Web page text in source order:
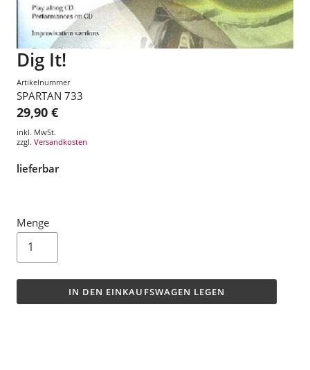
Dig It!
Artikelnummer
SPARTAN 733
29,90 €
inkl. MwSt.
zzgl. Versandkosten
lieferbar
Menge
IN DEN EINKAUFSWAGEN LEGEN